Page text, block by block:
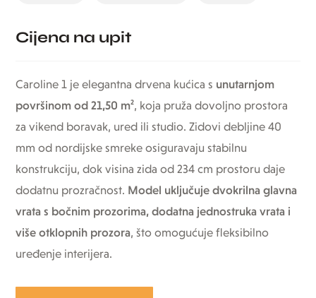
Cijena na upit
Caroline 1 je elegantna drvena kućica s unutarnjom
površinom od 21,50 m², koja pruža dovoljno prostora
za vikend boravak, ured ili studio. Zidovi debljine 40
mm od nordijske smreke osiguravaju stabilnu
konstrukciju, dok visina zida od 234 cm prostoru daje
dodatnu prozračnost. Model uključuje dvokrilna glavna
vrata s bočnim prozorima, dodatna jednostruka vrata i
više otklopnih prozora, što omogućuje fleksibilno
uređenje interijera.